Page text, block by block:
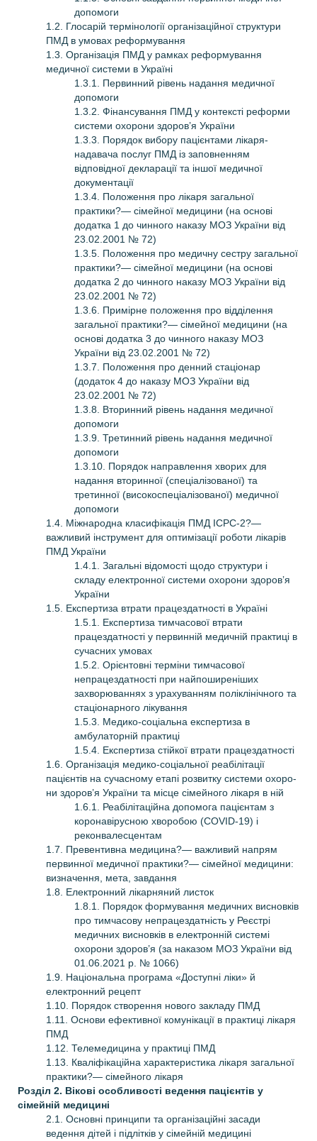
допомоги
1.2. Глосарій термінології організаційної структури
ПМД в умовах реформування
1.3. Організація ПМД у рамках реформування
медичної системи в Україні
1.3.1. Первинний рівень надання медичної
допомоги
1.3.2. Фінансування ПМД у контексті реформи
системи охорони здоров’я України
1.3.3. Порядок вибору пацієнтами лікаря-
надавача послуг ПМД із заповненням
відповідної декларації та іншої медичної
документації
1.3.4. Положення про лікаря загальної
практики?— сімейної медицини (на основі
додатка 1 до чинного наказу МОЗ України від
23.02.2001 № 72)
1.3.5. Положення про медичну сестру загальної
практики?— сімейної медицини (на основі
додатка 2 до чинного наказу МОЗ України від
23.02.2001 № 72)
1.3.6. Примірне положення про відділення
загальної практики?— сімейної медицини (на
основі додатка 3 до чинного наказу МОЗ
України від 23.02.2001 № 72)
1.3.7. Положення про денний стаціонар
(додаток 4 до наказу МОЗ України від
23.02.2001 № 72)
1.3.8. Вторинний рівень надання медичної
допомоги
1.3.9. Третинний рівень надання медичної
допомоги
1.3.10. Порядок направлення хворих для
надання вторинної (спеціалізованої) та
третинної (високоспеціалізованої) медичної
допомоги
1.4. Міжнародна класи­фікація ПМД IСРС-2?—
важливий інструмент для оптимізації роботи лікарів
ПМД України
1.4.1. Загальні відомості щодо структури і
складу електронної системи охорони здоров’я
України
1.5. Експертиза втрати працездатності в Україні
1.5.1. Експертиза тимчасової втрати
працездатності у первинній медичній практиці в
сучасних умовах
1.5.2. Орієнтовні терміни тимчасової
непрацездатності при найпоширеніших
захворюваннях з урахуванням поліклінічного та
стаціонарного лікування
1.5.3. Медико-соціальна експертиза в
амбулаторній практиці
1.5.4. Експертиза стійкої втрати працездатності
1.6. Організація медико-соціальної реабілітації
пацієнтів на сучасному етапі розвитку системи охоро­
ни здоров’я України та місце сімейного лікаря в ній
1.6.1. Реабілітаційна допомога пацієнтам з
коронавірусною хворобою (COVID-19) і
реконвалесцентам
1.7. Превентивна медицина?— важливий напрям
первинної медичної практики?— сімейної медицини:
визначення, мета, завдання
1.8. Електронний лікарняний листок
1.8.1. Порядок формування медичних висновків
про тимчасову непрацездатність у Реєстрі
медичних висновків в електронній системі
охорони здоров’я (за наказом МОЗ України від
01.06.2021 р. № 1066)
1.9. Національна програма «Доступні ліки» й
електронний рецепт
1.10. Порядок створення нового закладу ПМД
1.11. Основи ефективної комунікації в практиці лікаря
ПМД
1.12. Телемедицина у практиці ПМД
1.13. Кваліфікаційна характеристика лікаря загальної
практики?— сімейного лікаря
Розділ 2. Вікові особливості ведення пацієнтів у
сімейній медицині
2.1. Основні принципи та організаційні засади
ведення дітей і підлітків у сімейній медицині